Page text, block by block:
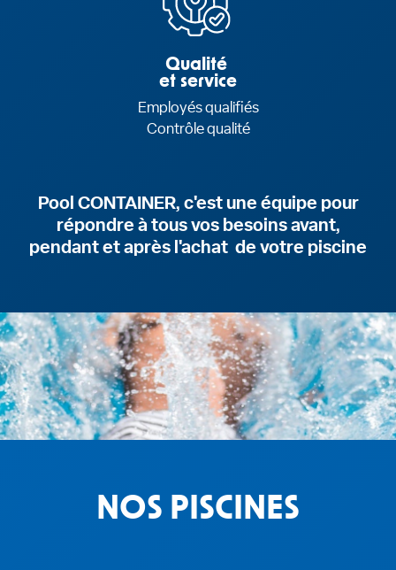
Qualité
et service
Employés qualifiés
Contrôle qualité
Pool CONTAINER, c'est une équipe pour
répondre à tous vos besoins avant,
pendant et après l'achat de votre piscine
NOS PISCINES